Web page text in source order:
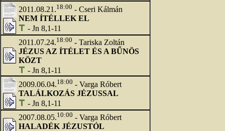
2011.08.21.18:00 - Cseri Kálmán
NEM ÍTÉLLEK EL
- Jn 8,1-11
2011.07.24.18:00 - Tariska Zoltán
JÉZUS AZ ÍTÉLET ÉS A BŰNÖS
KÖZT
- Jn 8,1-11
2009.06.04.18:00 - Varga Róbert
TALÁLKOZÁS JÉZUSSAL
- Jn 8,1-11
2007.08.05.10:00 - Varga Róbert
HALADÉK JÉZUSTÓL